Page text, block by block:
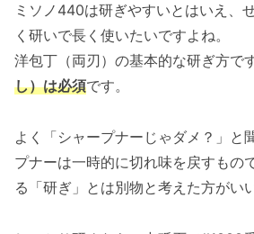
ミソノ440は研ぎやすいとはいえ、
く研いで長く使いたいですよね。
洋包丁（両刃）の基本的な研ぎ方で
し）は必須です。
よく「シャープナーじゃダメ？」と
プナーは一時的に切れ味を戻すもの
る「研ぎ」とは別物と考えた方がい